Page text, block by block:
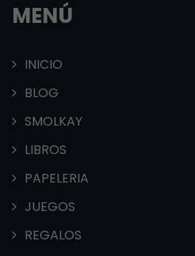
MENÚ
INICIO
BLOG
SMOLKAY
LIBROS
PAPELERIA
JUEGOS
REGALOS